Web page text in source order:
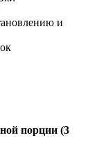
и
порции (3